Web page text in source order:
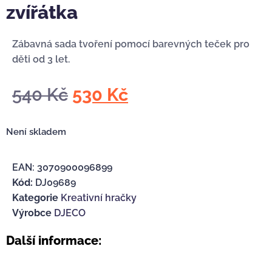
zvířátka
Zábavná sada tvoření pomocí barevných teček pro
děti od 3 let.
540Kč 530 Kč
Není skladem
EAN: 3070900096899
Kód: DJ09689
Kategorie Kreativní hračky
Výrobce DJECO
Další informace: